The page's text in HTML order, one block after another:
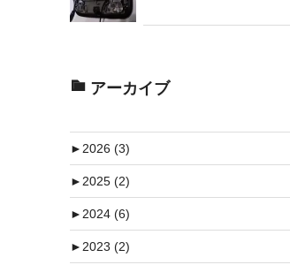
アーカイブ
►2026 (3)
►2025 (2)
►2024 (6)
►2023 (2)